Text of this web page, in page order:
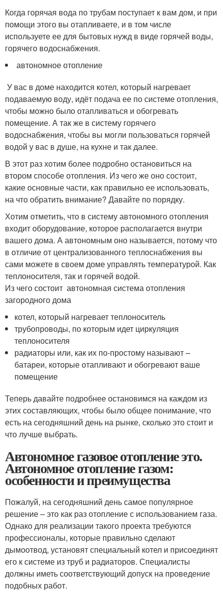
Когда горячая вода по трубам поступает к вам дом, и при
помощи этого вы отапливаете, и в том числе
используете ее для бытовых нужд в виде горячей воды,
горячего водоснабжения.
автономное отопление
У вас в доме находится котел, который нагревает
подаваемую воду, идёт подача ее по системе отопления,
чтобы можно было отапливаться и обогревать
помещение. А так же в систему горячего
водоснабжения, чтобы вы могли пользоваться горячей
водой у вас в душе, на кухне и так далее.
В этот раз хотим более подробно остановиться на
втором способе отопления. Из чего же оно состоит,
какие основные части, как правильно ее использовать,
на что обратить внимание? Давайте по порядку.
Хотим отметить, что в систему автономного отопления
входит оборудование, которое располагается внутри
вашего дома. А автономным оно называется, потому что
в отличие от централизованного теплоснабжения вы
сами можете в своем доме управлять температурой. Как
теплоносителя, так и горячей водой.
Из чего состоит автономная система отопления
загородного дома
котел, который нагревает теплоноситель
трубопроводы, по которым идет циркуляция
теплоносителя
радиаторы или, как их по-простому называют –
батареи, которые отапливают и обогревают ваше
помещение
Теперь давайте подробнее остановимся на каждом из
этих составляющих, чтобы было общее понимание, что
есть на сегодняшний день на рынке, сколько это стоит и
что лучше выбрать.
Автономное газовое отопление это.
Автономное отопление газом:
особенности и преимущества
Пожалуй, на сегодняшний день самое популярное
решение – это как раз отопление с использованием газа.
Однако для реализации такого проекта требуются
профессионалы, которые правильно сделают
дымоотвод, установят специальный котел и присоединят
его к системе из труб и радиаторов. Специалисты
должны иметь соответствующий допуск на проведение
подобных работ.